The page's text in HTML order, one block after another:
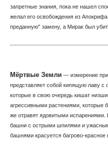
запретные знания, пока не нашел
желал его освобождения из
преданную" замену, а Мирак был убит.
Мёртвые Земли — измерение
представляет собой кипящую лаву с
которые в свою очередь кишат
агрессивными растениями, которые
же отравят ядовитыми
башни с острыми шпилями и
башнями красуется багрово-